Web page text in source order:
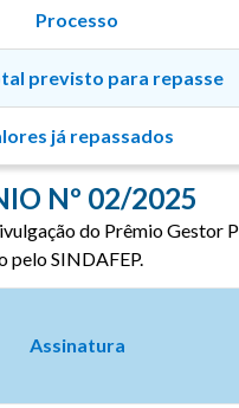
Processo
previsto para repasse
já repassados
Nº 02/2025
do Prêmio Gestor
pelo SINDAFEP.
Assinatura